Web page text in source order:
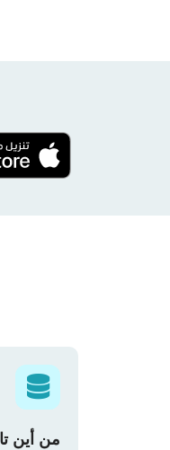
من أين